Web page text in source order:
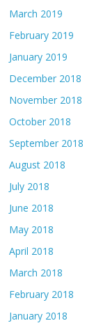
March 2019
February 2019
January 2019
December 2018
November 2018
October 2018
September 2018
August 2018
July 2018
June 2018
May 2018
April 2018
March 2018
February 2018
January 2018